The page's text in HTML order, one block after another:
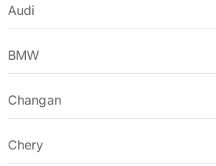
Audi
BMW
Changan
Chery